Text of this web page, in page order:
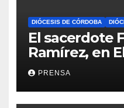
DIÓCESIS DE CÓRDOBA
El sacerdote
Ramírez, en
Iglesia
PRENSA